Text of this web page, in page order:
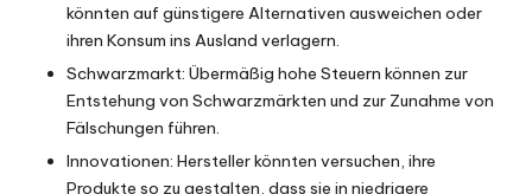
könnten auf günstigere Alternativen ausweichen oder
ihren Konsum ins Ausland verlagern.
Schwarzmarkt: Übermäßig hohe Steuern können zur
Entstehung von Schwarzmärkten und zur Zunahme von
Fälschungen führen.
Innovationen: Hersteller könnten versuchen, ihre
Produkte so zu gestalten, dass sie in niedrigere